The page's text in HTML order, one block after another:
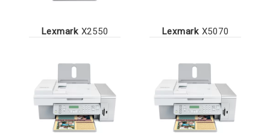
LexmarkX2550 LexmarkX5070